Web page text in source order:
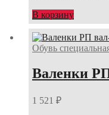
В корзину
Обувь
Валенки
1 521 ₽